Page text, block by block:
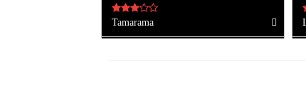
Tamarama